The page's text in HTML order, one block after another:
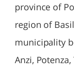
province of
region of
municipality
Anzi,